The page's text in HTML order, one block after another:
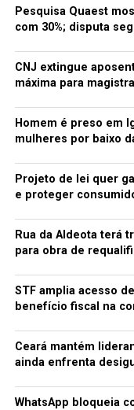
Pesquisa Quaest
com 30%; disputa
CNJ extingue
máxima para
Homem é preso em
mulheres por baixo
Projeto de lei quer
e proteger
Rua da Aldeota terá
para obra de
STF amplia acesso
benefício fiscal na
Ceará mantém
ainda enfrenta
WhatsApp bloqueia